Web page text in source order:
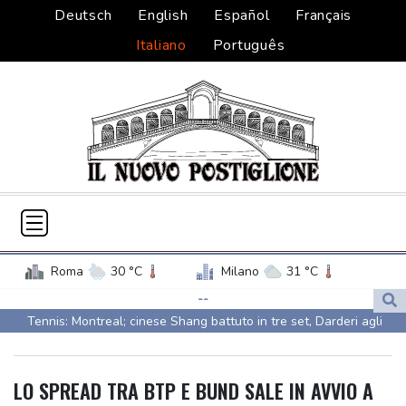
Deutsch English Español
Français
Italiano
Português
Roma 30 °C Milano
31 °C
Napoli
29 °C
--
Tennis: Montreal; cinese Shang battuto in tre set, Darderi agli
ottavi
LO SPREAD TRA BTP E BUND SALE IN AVVIO A